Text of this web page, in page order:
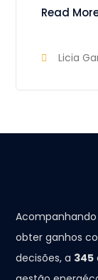
Read
Licia
obter ganhos
decisões, a 345